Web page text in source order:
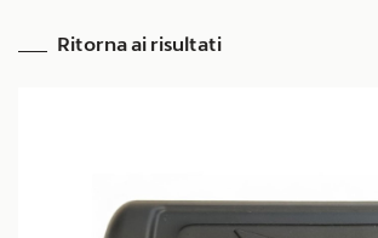
Ritorna ai risultati